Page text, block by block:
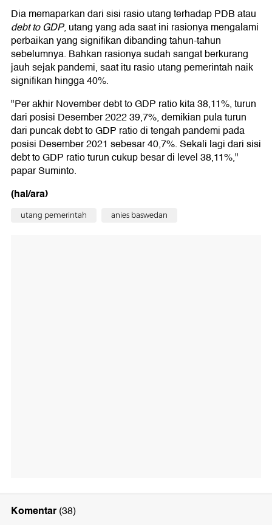
Dia memaparkan dari sisi rasio utang terhadap PDB atau
debt to GDP, utang yang ada saat ini rasionya mengalami
perbaikan yang signifikan dibanding tahun-tahun
sebelumnya. Bahkan rasionya sudah sangat berkurang
jauh sejak pandemi, saat itu rasio utang pemerintah naik
signifikan hingga 40%.
"Per akhir November debt to GDP ratio kita 38,11%, turun
dari posisi Desember 2022 39,7%, demikian pula turun
dari puncak debt to GDP ratio di tengah pandemi pada
posisi Desember 2021 sebesar 40,7%. Sekali lagi dari sisi
debt to GDP ratio turun cukup besar di level 38,11%,"
papar Suminto.
(hal/ara)
utang pemerintah anies baswedan